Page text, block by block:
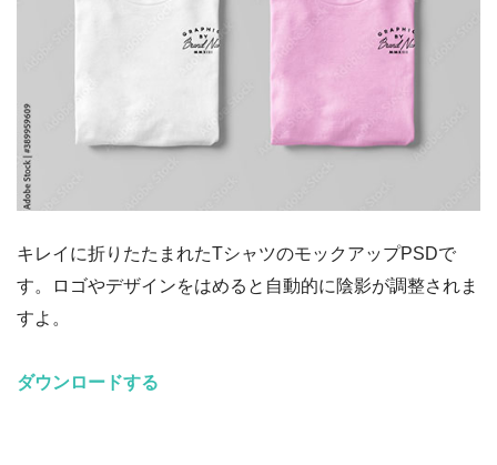
キレイに折りたたまれたTシャツのモックアップPSDで
す。ロゴやデザインをはめると自動的に陰影が調整されま
すよ。
ダウンロードする